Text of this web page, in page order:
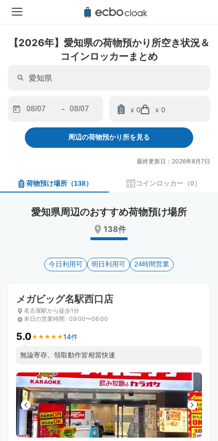
【2026年】愛知県の荷物預かり所空き状況＆
コインロッカーまとめ
forward
interact
calendar
and
date.
the
keyboard
shortcuts
for
changing
dates.
-
backward
to
interact
and
a
date.
mark
key
the
keyboard
shortcuts
for
changing
dates.
x 0 x 0
周辺の荷物預かり所を見る
最終更新日：2026年8月7日
荷物預け場所 （138） コインロッカー （0）
愛知県周辺のおすすめ荷物預け場所
138件
今日利用可 明日利用可 24時間営業
メガビッグ名駅西口店
名古屋駅から徒歩1分
本日の営業時間 : 09:00〜06:00
5.0★ ★ ★ ★ ★
★ ★ ★ ★ ★14件
無論寄存、領取動作皆相當快速